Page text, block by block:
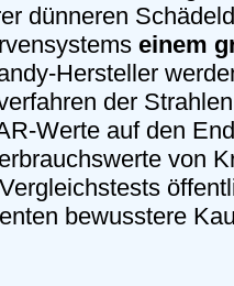
dünneren
einem
Hersteller
der
Werte auf den
von
bewusstere